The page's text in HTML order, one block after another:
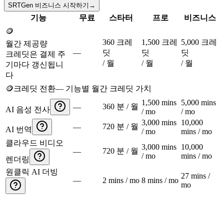
SRTGen 비즈니스 시작하기 →
기능 무료 스타터 프로
비즈니스
🪙
월간 제공량
크레딧은 결제 주
기마다 갱신됩니
다
—
360 크레
딧
/ 월
1,500 크레
딧
/ 월
5,000 크레
딧
/ 월
🪙크레딧 전환— 기능별 월간 크레딧 가치
AI 음성 전사 — 360 분 / 월 1,500 mins
/ mo
5,000 mins
/ mo
AI 번역 — 720 분 / 월 3,000 mins
/ mo
10,000
mins / mo
클라우드 비디오
렌더링
— 720 분 / 월 3,000 mins
/ mo
10,000
mins / mo
원클릭 AI 더빙
—
2 mins / mo 8 mins / mo
27 mins /
mo